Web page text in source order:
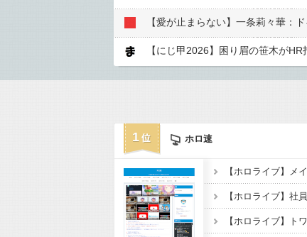
【愛が止まらない】一条莉々華：
【にじ甲2026】困り眉の笹木が
1 ホロ速
【ホロライブ】ト